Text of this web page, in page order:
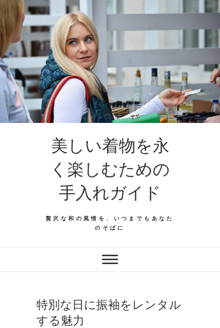
美しい着物を永
く楽しむための
手入れガイド
贅沢な和の風情を、いつまでもあなた
のそばに
特別な日に振袖をレンタル
する魅力